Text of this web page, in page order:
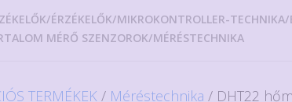
/ÉRZÉKELŐK/MIKROKONTROLLER-TECHNIKA/
MÉRŐ SZENZOROK/MÉRÉSTECHNIKA
TERMÉKEK / Méréstechnika / DHT22